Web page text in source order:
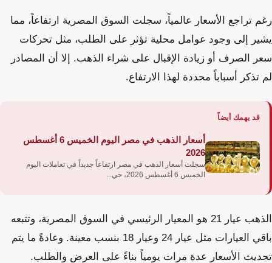
رغم تراجع الأسعار عالمياً، سجلت السوق المصرية ارتفاعاً، مما
يشير إلى وجود عوامل محلية تؤثر على الطلب، مثل تحركات
سعر الصرف أو زيادة الإقبال على شراء الذهب. إلا أن المصادر
لم تذكر أسباباً محددة لهذا الارتفاع.
قد يهمك أيضاً
أسعار الذهب في مصر اليوم الخميس 6 أغسطس
2026
سجلت أسعار الذهب في مصر ارتفاعاً جديداً في تعاملات اليوم
الخميس 6 أغسطس 2026، حي...
الذهب عيار 21 هو المعيار الرئيسي في السوق المصرية، وتتبعه
باقي العيارات مثل عيار 24 وعيار 18 بنسب معينة. وعادةً ما يتم
تحديث الأسعار عدة مرات يومياً بناءً على العرض والطلب.